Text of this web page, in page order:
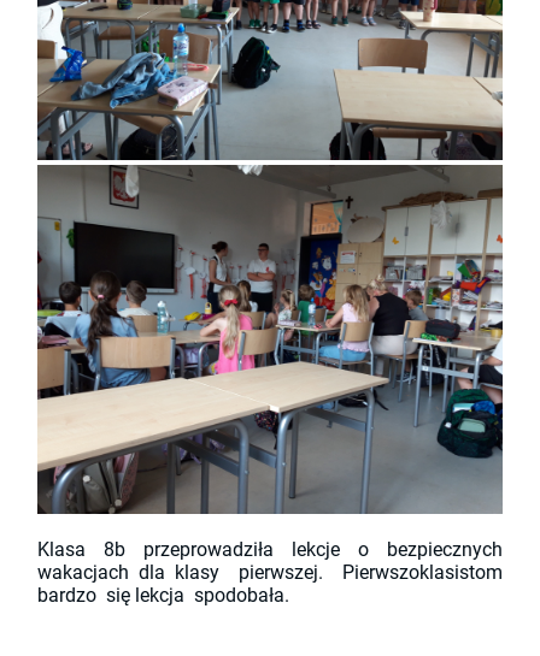
Klasa 8b przeprowadziła lekcje o bezpiecznych
wakacjach dla klasy pierwszej. Pierwszoklasistom
bardzo się lekcja spodobała.